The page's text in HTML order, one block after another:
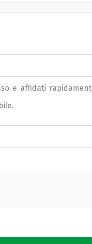
e affidati